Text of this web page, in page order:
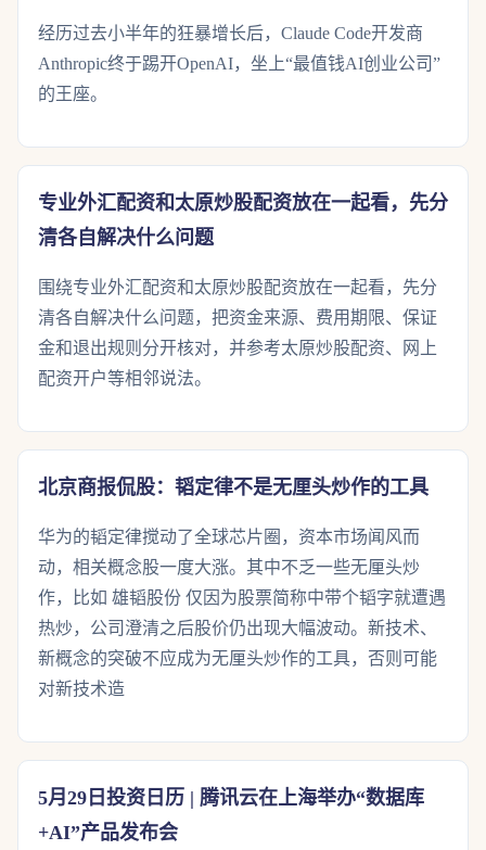
经历过去小半年的狂暴增长后，Claude Code开发商
Anthropic终于踢开OpenAI，坐上“最值钱AI创业公司”
的王座。
专业外汇配资和太原炒股配资放在一起看，先分
清各自解决什么问题
围绕专业外汇配资和太原炒股配资放在一起看，先分
清各自解决什么问题，把资金来源、费用期限、保证
金和退出规则分开核对，并参考太原炒股配资、网上
配资开户等相邻说法。
北京商报侃股：韬定律不是无厘头炒作的工具
华为的韬定律搅动了全球芯片圈，资本市场闻风而
动，相关概念股一度大涨。其中不乏一些无厘头炒
作，比如 雄韬股份 仅因为股票简称中带个韬字就遭遇
热炒，公司澄清之后股价仍出现大幅波动。新技术、
新概念的突破不应成为无厘头炒作的工具，否则可能
对新技术造
5月29日投资日历 | 腾讯云在上海举办“数据库
+AI”产品发布会